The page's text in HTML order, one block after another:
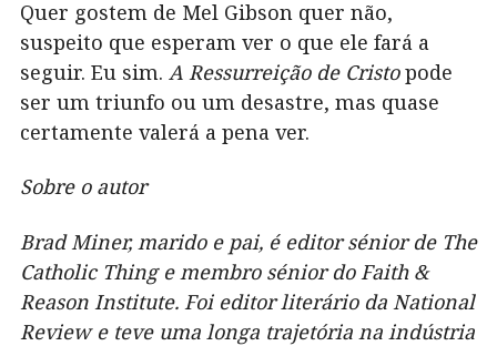
Quer gostem de Mel Gibson quer não,
suspeito que esperam ver o que ele fará a
seguir. Eu sim. A Ressurreição de Cristopode
ser um triunfo ou um desastre, mas quase
certamente valerá a pena ver.
Sobre o autor
Brad Miner, marido e pai, é editor sénior de The
Catholic Thing e membro sénior do Faith &
Reason Institute. Foi editor literário da National
Review e teve uma longa trajetória na indústria